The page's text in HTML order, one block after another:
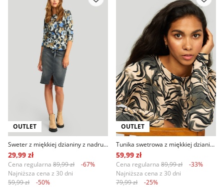
OUTLET
Sweter z miękkiej dzianiny z nadrukiem
29,99 zł
Cena regularna 89,99 zł
-67%
Najniższa cena z 30 dni
59,99 zł
-50%
OUTLET
Tunika swetrowa z miękkiej dzianiny
59,99 zł
Cena regularna 89,99 zł
-33%
Najniższa cena z 30 dni
79,99 zł
-25%